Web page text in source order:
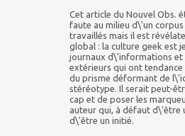
Cet article du Nouvel Obs.
faute au milieu d\'un
travaillés mais il est
global : la culture geek est
journaux d\'informations et
extérieurs qui ont
du prisme déformant de
stéréotype. Il serait peut-
cap et de poser les
auteur qui, à défaut d\'être
d\'être un initié.